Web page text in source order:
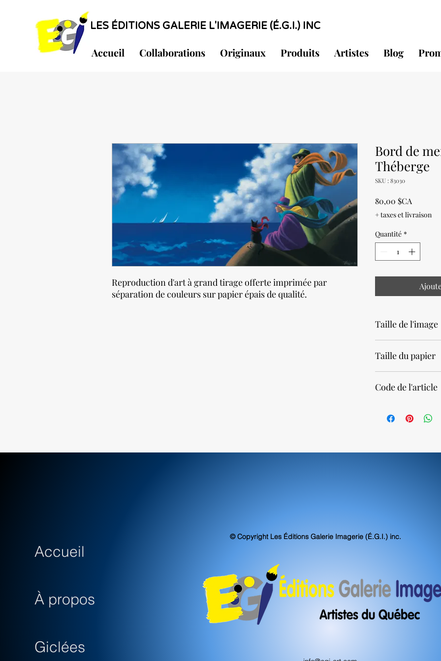
LES ÉDITIONS GALERIE L'IMAGERIE (É.G.I.) INC
Accueil Collaborations Originaux Produits Artistes Blog
Reproduction d'art à grand tirage offerte imprimée par
séparation de couleurs sur papier épais de qualité.
Bord de
Théberge
SKU : 83030
80,00 $CA
+ taxes et livraison
Quantité *
Taille de l'image
Taille du papier
Code de l'article
Accueil
À propos
Giclées
© Copyright Les Éditions Galerie Imagerie (É.G.I.) inc.